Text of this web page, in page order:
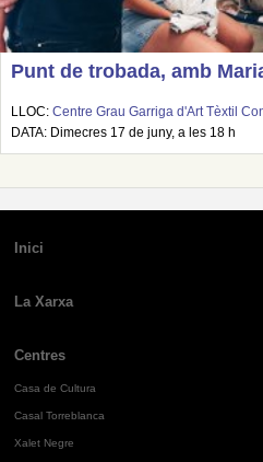
Punt de trobada, amb
LLOC: Centre Grau Garriga d'Art Tèxtil
DATA: Dimecres 17 de juny, a les 18 h
Inici
La Xarxa
Centres
Casa de Cultura
Casal Torreblanca
Xalet Negre